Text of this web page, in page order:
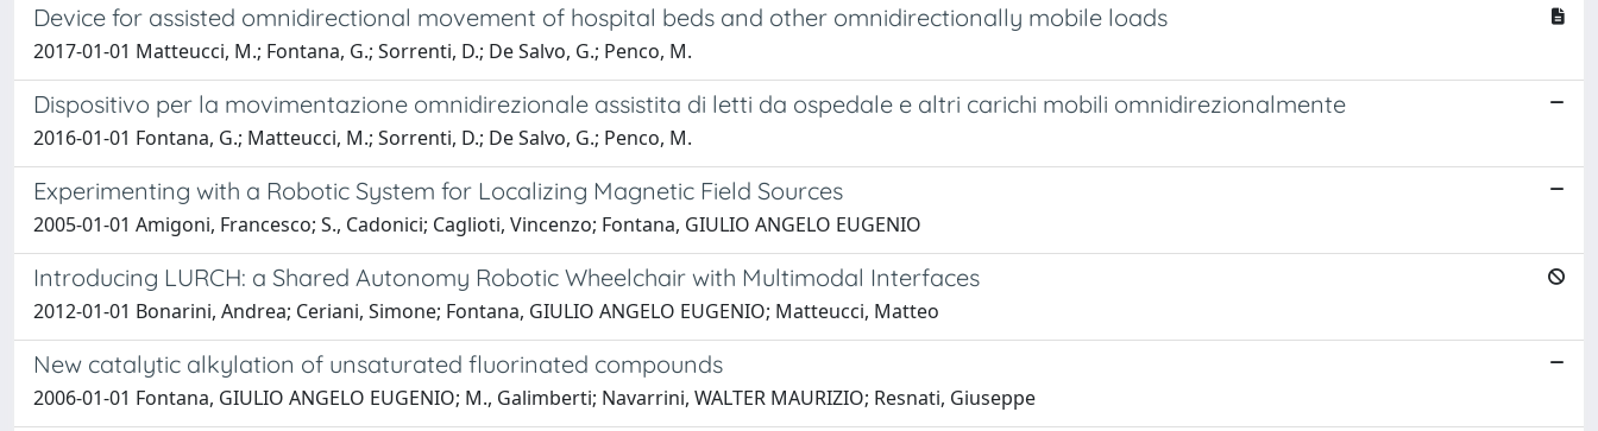
Device for assisted omnidirectional movement of hospital beds and other omnidirectionally mobile loads
2017-01-01 Matteucci, M.; Fontana, G.; Sorrenti, D.; De Salvo, G.; Penco, M.
Dispositivo per la movimentazione omnidirezionale assistita di letti da ospedale e altri carichi mobili omnidirezionalmente
2016-01-01 Fontana, G.; Matteucci, M.; Sorrenti, D.; De Salvo, G.; Penco, M.
Experimenting with a Robotic System for Localizing Magnetic Field Sources
2005-01-01 Amigoni, Francesco; S., Cadonici; Caglioti, Vincenzo; Fontana, GIULIO ANGELO EUGENIO
Introducing LURCH: a Shared Autonomy Robotic Wheelchair with Multimodal Interfaces
2012-01-01 Bonarini, Andrea; Ceriani, Simone; Fontana, GIULIO ANGELO EUGENIO; Matteucci, Matteo
New catalytic alkylation of unsaturated fluorinated compounds
2006-01-01 Fontana, GIULIO ANGELO EUGENIO; M., Galimberti; Navarrini, WALTER MAURIZIO; Resnati, Giuseppe